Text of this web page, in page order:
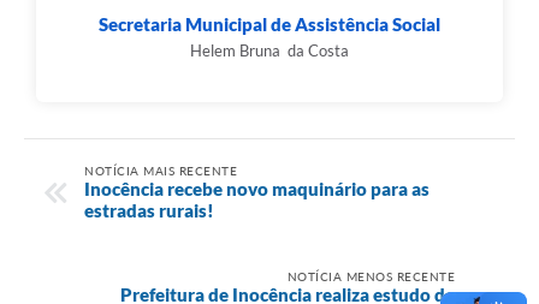
Secretaria Municipal de Assistência Social
Helem Bruna da Costa
NOTÍCIA MAIS RECENTE
Inocência recebe novo maquinário para as
estradas rurais!
NOTÍCIA MENOS RECENTE
Prefeitura de Inocência realiza estudo de